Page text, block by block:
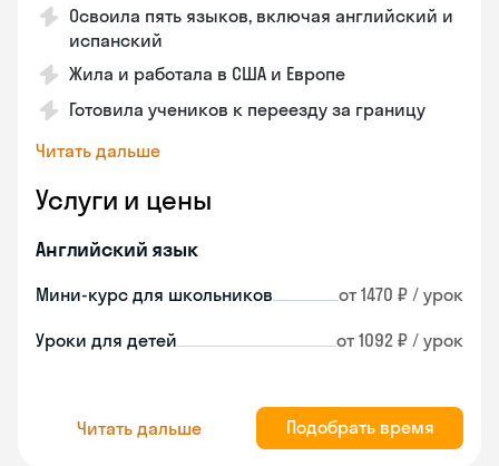
Освоила пять языков, включая английский и
испанский
Жила и работала в США и Европе
Готовила учеников к переезду за границу
Читать дальше
Услуги и цены
Английский язык
Мини-курс для школьников от 1470 ₽ / урок
Уроки для детей от 1092 ₽ / урок
Читать дальше Подобрать время